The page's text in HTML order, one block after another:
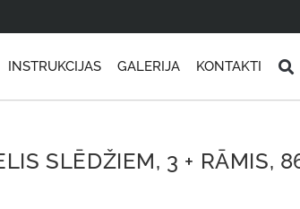
INSTRUKCIJAS GALERIJA KONTAKTI
SLĒDŽIEM, 3 + RĀMIS,